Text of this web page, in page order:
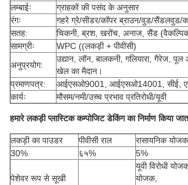
लम्बाईः
ग्राहकों की पसंद के अनुसार
रंगः
गहरे ग्रे/सीडर/कॉपर ब्राउन/वुड/सैंडलवुड/
सतह:
चिकनी, ब्रश, खरोंच, अनाज, सैंड
सामग्रीः
WPC ((लकड़ी + पीवीसी)
अनुप्रयोग:
उद्यान, लॉन, बालकनी, गलियारा, गैरेज, पूल
खेल का मैदान।
प्रमाणपत्र:
आईएसओ9001, आईएसओ14001, सीई,
कार्यः
मौसम/नमी/उच्च प्रभाव प्रतिरोधी/यूवी
हमारे लकड़ी प्लास्टिक कम्पोजिट डेकिंग का निर्माण किया
लकड़ी का पाउडर पीवीसी राल
रासायनिक योजक
30%
६५% 5%
पेशेवर रूप से सूखी
यूवी विरोधी
योजक,